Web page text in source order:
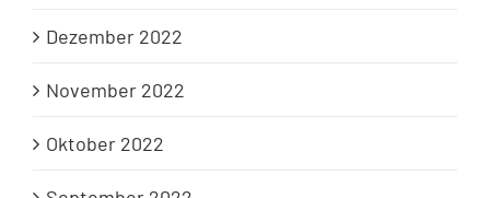
Dezember 2022
November 2022
Oktober 2022